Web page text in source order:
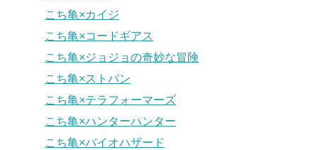
こち亀×カイジ
こち亀×コードギアス
こち亀×ジョジョの奇妙な冒険
こち亀×ストパン
こち亀×テラフォーマーズ
こち亀×ハンターハンター
こち亀×バイオハザード